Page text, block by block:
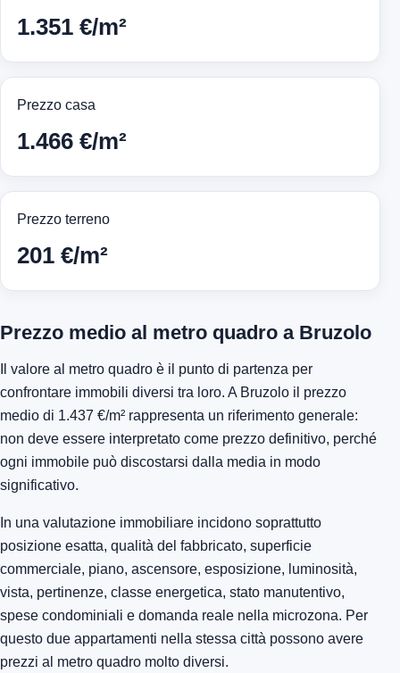
1.351 €/m²
Prezzo casa
1.466 €/m²
Prezzo terreno
201 €/m²
Prezzo medio al metro quadro a Bruzolo
Il valore al metro quadro è il punto di partenza per
confrontare immobili diversi tra loro. A Bruzolo il prezzo
medio di 1.437 €/m² rappresenta un riferimento generale:
non deve essere interpretato come prezzo definitivo, perché
ogni immobile può discostarsi dalla media in modo
significativo.
In una valutazione immobiliare incidono soprattutto
posizione esatta, qualità del fabbricato, superficie
commerciale, piano, ascensore, esposizione, luminosità,
vista, pertinenze, classe energetica, stato manutentivo,
spese condominiali e domanda reale nella microzona. Per
questo due appartamenti nella stessa città possono avere
prezzi al metro quadro molto diversi.